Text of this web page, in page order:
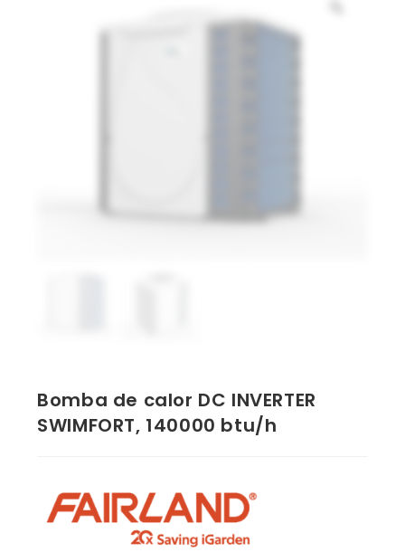
Bomba de calor DC INVERTER
SWIMFORT, 140000 btu/h